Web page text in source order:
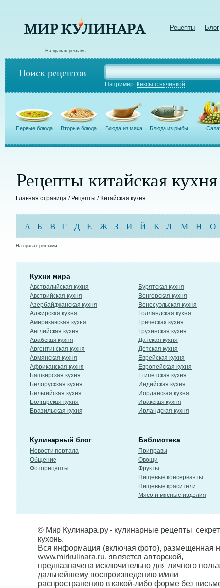
Рецепты Блог
На правах рекламы:
Поиск рецептов
Например: Кексы с начинкой
Первые блюда Вторые блюда Блюда из мяса Блюда из рыбы
Рецепты китайская кухня
Главная страница / Рецепты / Китайская кухня
А Б В Г Д Е Ж З И Й К Л М Н О
На правах рекламы:
Кухни мира
Австралийская кухня
Австрийская кухня
Азербайджанская кухня
Алжирская кухня
Американская кухня
Английская кухня
Арабская кухня
Аргентинская кухня
Армянская кухня
Африканская кухня
Башкирская кухня
Белорусская кухня
Бельгийская кухня
Болгарская кухня
Бразильская кухня
Бурятская кухня
Венгерская кухня
Венесуэльская кухня
Голландская кухня
Греческая кухня
Грузинская кухня
Датская кухня
Детская кухня
Еврейская кухня
Европейская кухня
Египетская кухня
Индийская кухня
Иорданская кухня
Иракская кухня
Ирландская кухня
Кулинарный блог
Новости портала
Общение
Фоторецепты
Библиотека
Приправы
Овощи
Фрукты
Пищевые консерванты
Пищевые красители
Мясо и мясные изделия
© Мир Кулинара.ру - кулинарные рецепты,
кухонь.
Вся информация (включая фото), размещенная
www.mirkulinara.ru, является авторской,
предназначена исключительно для личного
дальнейшему воспроизведению и/или
распространению в какой-либо форме без